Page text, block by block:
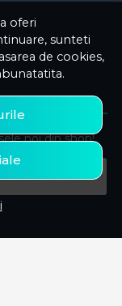
oferi
sunteti
de cookies,
noi din shop!